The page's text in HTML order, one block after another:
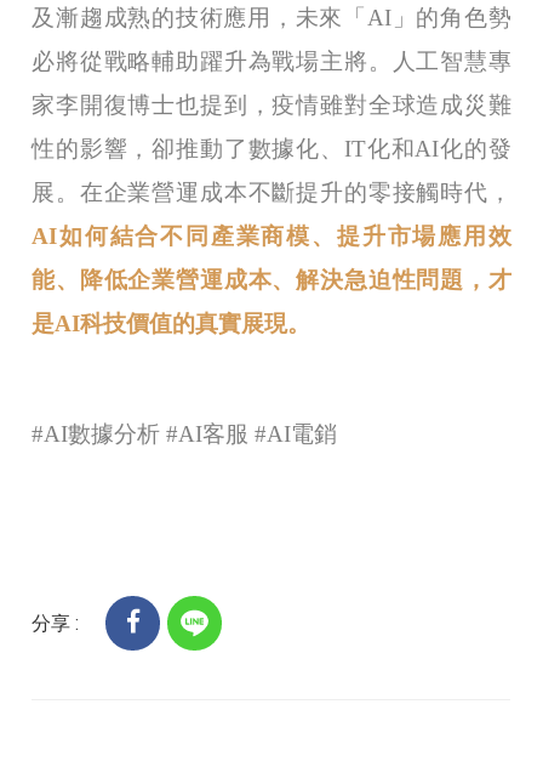
及漸趨成熟的技術應用，未來「AI」的角色勢
必將從戰略輔助躍升為戰場主將。人工智慧專
家李開復博士也提到，疫情雖對全球造成災難
性的影響，卻推動了數據化、IT化和AI化的發
展。在企業營運成本不斷提升的零接觸時代，
AI如何結合不同產業商模、提升市場應用效
能、降低企業營運成本、解決急迫性問題，才
是AI科技價值的真實展現。
#AI數據分析 #AI客服 #AI電銷
分享 :